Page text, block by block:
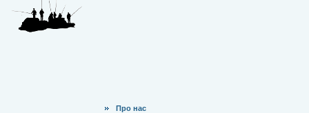
Про нас